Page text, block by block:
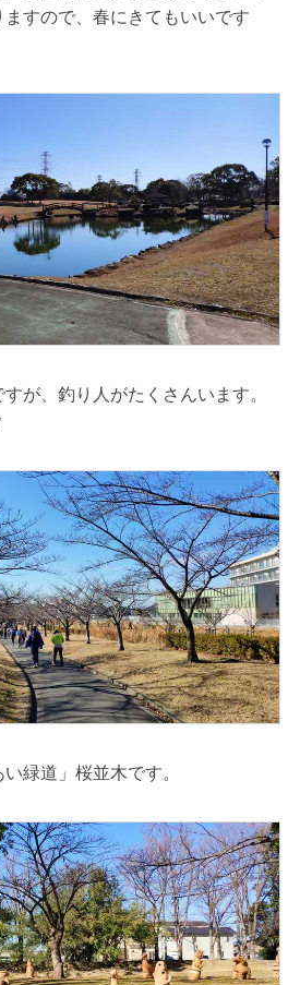
すので、春にきてもいいです
が、釣り人がたくさんいます。
緑道」桜並木です。